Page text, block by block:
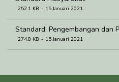
252.1 KB 15 Januari 2021
Standard: Pengembangan dan
274.8 KB 15 Januari 2021